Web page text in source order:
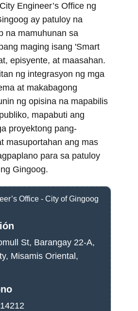
t
Engineer’s Office ng
ay patuloy na
na mamuhunan sa
maging isang 'Smart
episyente, at maasahan.
ng integrasyon ng mga
at makabagong
ng opisina na mapabilis
mapabuti ang
proyektong pang-
masuportahan ang mas
para sa patuloy
Gingoog.
St, Barangay 22-A,
Misamis Oriental,